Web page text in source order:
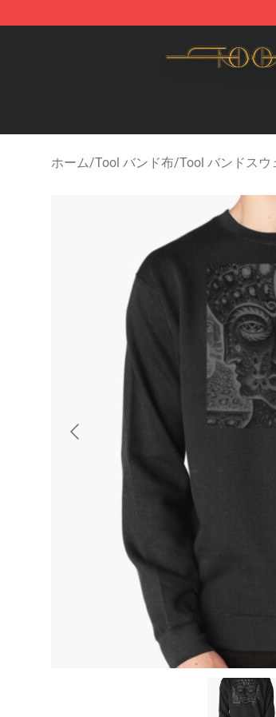
ホーム/Tool バンド布/Tool バンドスウ